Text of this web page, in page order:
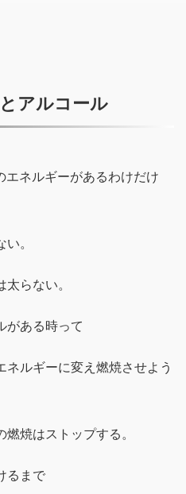
アルコール
ネルギーがあるわけだけ
。
らない。
がある時って
ルギーに変え燃焼させよう
焼はストップする。
るまで